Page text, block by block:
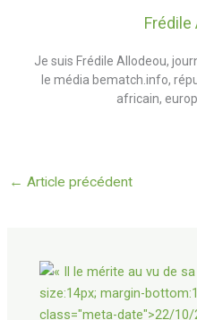
Frédile
Je suis Frédile Allodeou,
le média bematch.info,
africain,
← Article précédent